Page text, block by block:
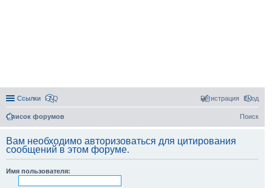
Ссылки FAQ Вход
Регистрация
Список форумов Поиск
Вам необходимо авторизоваться для цитирования
сообщений в этом форуме.
Имя пользователя: